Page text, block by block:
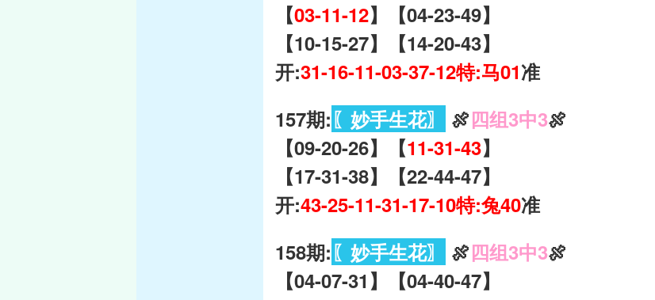
【03-11-12】【04-23-49】
【10-15-27】【14-20-43】
开:31-16-11-03-37-12特:马01准
157期:〖妙手生花〗 🍖四组3中3🍖
【09-20-26】【11-31-43】
【17-31-38】【22-44-47】
开:43-25-11-31-17-10特:兔40准
158期:〖妙手生花〗 🍖四组3中3🍖
【04-07-31】【04-40-47】